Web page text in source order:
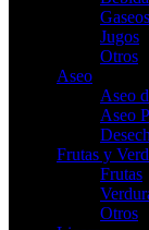
Jugos
Otros
Aseo
Aseo
Aseo
Frutas y
Frutas
Otros